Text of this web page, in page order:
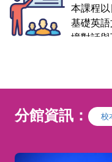
本課程
基礎英
境對話
英語對話
文法結構
達意見、
分館資訊： 校